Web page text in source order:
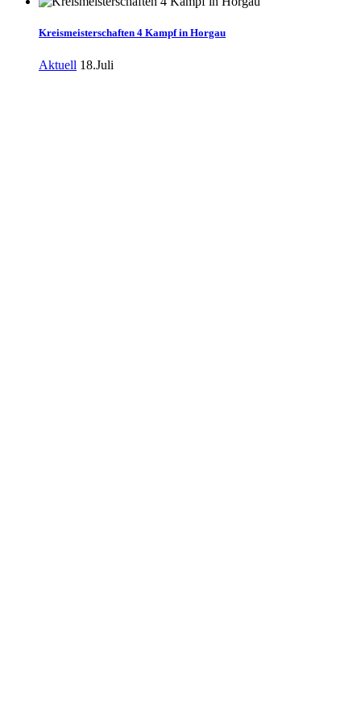
Kreismeisterschaften 4 Kampf in Horgau
Aktuell 18.Juli